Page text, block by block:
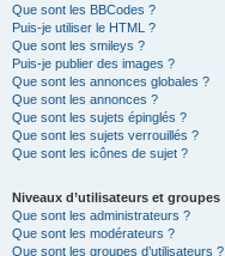
Que sont les BBCodes ?
Puis-je utiliser le HTML ?
Que sont les smileys ?
Puis-je publier des images ?
Que sont les annonces globales ?
Que sont les annonces ?
Que sont les sujets épinglés ?
Que sont les sujets verrouillés ?
Que sont les icônes de sujet ?
Niveaux d’utilisateurs et groupes
Que sont les administrateurs ?
Que sont les modérateurs ?
Que sont les groupes d’utilisateurs ?